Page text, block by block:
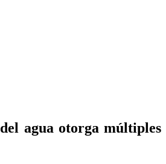
agua otorga múltiples